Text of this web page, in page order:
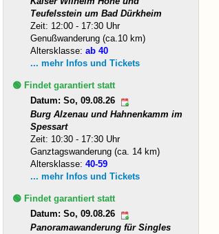
Teufelsstein um Bad Dürkheim
Zeit: 12:00 - 17:30 Uhr
Genußwanderung (ca.10 km)
Altersklasse:ab 40
... mehr Infos und Tickets
🟢 Findet garantiert statt
Datum: So, 09.08.26
Burg Alzenau und Hahnenkamm im
Spessart
Zeit: 10:30 - 17:30 Uhr
Ganztagswanderung (ca. 14 km)
Altersklasse:40-59
... mehr Infos und Tickets
🟢 Findet garantiert statt
Datum: So, 09.08.26
Panoramawanderung für Singles